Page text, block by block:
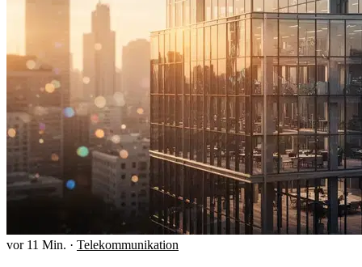
vor 11 Min. · Telekommunikation